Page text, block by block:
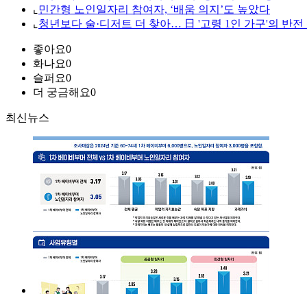
⌞ 민간형 노인일자리 참여자, ‘배움 의지’도 높았다
⌞ 청년보다 술·디저트 더 찾아… 日 '고령 1인 가구'의 반전
좋아요0
화나요0
슬퍼요0
더 궁금해요0
최신뉴스